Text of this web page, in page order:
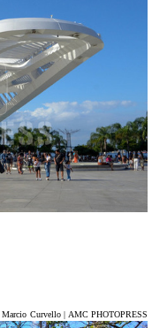
Marcio Curvello | AMC PHOTOPRESS